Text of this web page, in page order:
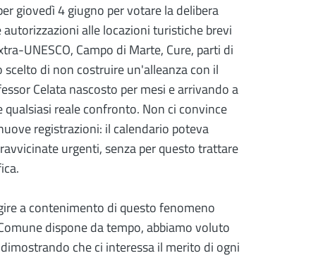
giovedì 4 giugno per votare la delibera
alle locazioni turistiche brevi
UNESCO, Campo di Marte, Cure, parti di
di non costruire un'alleanza con il
Celata nascosto per mesi e arrivando a
reale confronto. Non ci convince
registrazioni: il calendario poteva
urgenti, senza per questo trattare
a contenimento di questo fenomeno
dispone da tempo, abbiamo voluto
che ci interessa il merito di ogni